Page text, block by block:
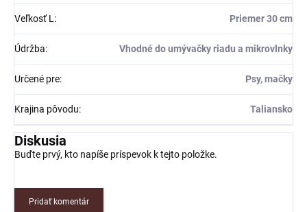
Veľkosť L : Priemer 30 cm
Údržba: Vhodné do umývačky riadu a mikrovlnky
Určené pre: Psy, mačky
Krajina pôvodu: Taliansko
Diskusia
Buďte prvý, kto napíše príspevok k tejto položke.
Pridať komentár